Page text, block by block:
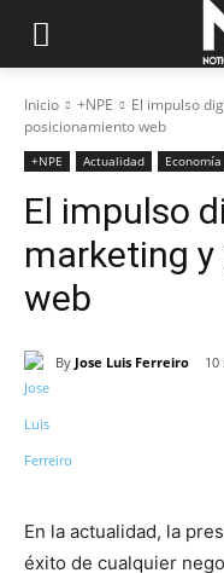
Inicio +NPE
El impulso
posicionamiento web
+NPE Actualidad Economía
El impulso
marketing
web
By Jose Luis Ferreiro 10
En la actualidad, la
éxito de cualquier